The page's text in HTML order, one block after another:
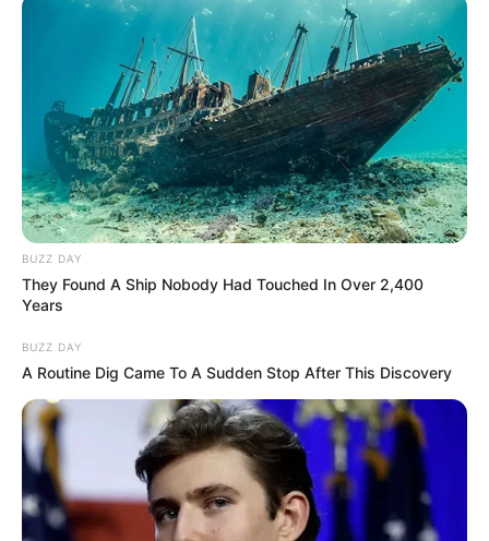
BUZZ DAY
They Found A Ship Nobody Had Touched In Over 2,400
Years
BUZZ DAY
A Routine Dig Came To A Sudden Stop After This Discovery